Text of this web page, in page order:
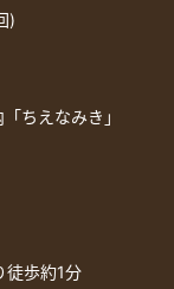
)
ちえなみき」
徒歩約1分